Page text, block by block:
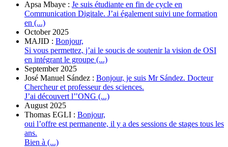
Apsa Mbaye : Je suis étudiante en fin de cycle en
Communication Digitale. J’ai également suivi une formation
en (...)
October 2025
MAJID : Bonjour,
Si vous permettez, j’ai le soucis de soutenir la vision de OSI
en intégrant le groupe (...)
September 2025
José Manuel Sández : Bonjour, je suis Mr Sández. Docteur
Chercheur et professeur des sciences.
J’ai découvert l’’ONG (...)
August 2025
Thomas EGLI : Bonjour,
oui l’offre est permanente, il y a des sessions de stages tous les
ans.
Bien à (...)